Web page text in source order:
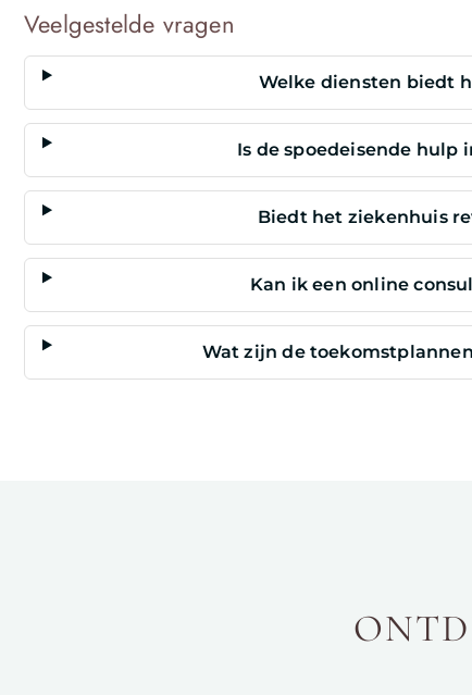
Veelgestelde vragen
Welke diensten biedt
Is de spoedeisende hulp
Biedt het ziekenhuis
Kan ik een online
Wat zijn de